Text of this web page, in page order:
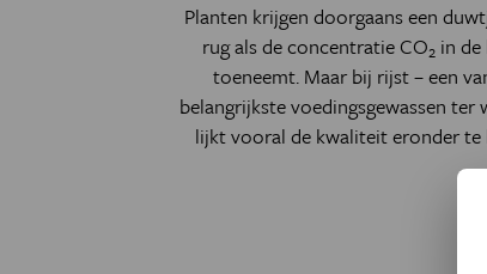
Planten krijgen doorgaans een
rug als de concentratie CO2in de
toeneemt. Maar bij rijst – een
belangrijkste voedingsgewassen ter
lijkt vooral de kwaliteit eronder te